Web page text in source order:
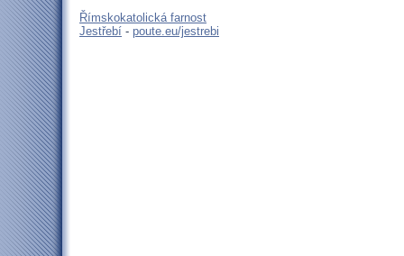
Římskokatolická farnost
Jestřebí - poute.eu/jestrebi